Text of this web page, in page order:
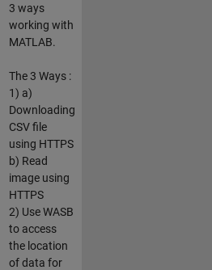
3 ways
working with
MATLAB.
The 3 Ways :
1) a)
Downloading
CSV file
using HTTPS
b) Read
image using
HTTPS
2) Use WASB
to access
the location
of data for